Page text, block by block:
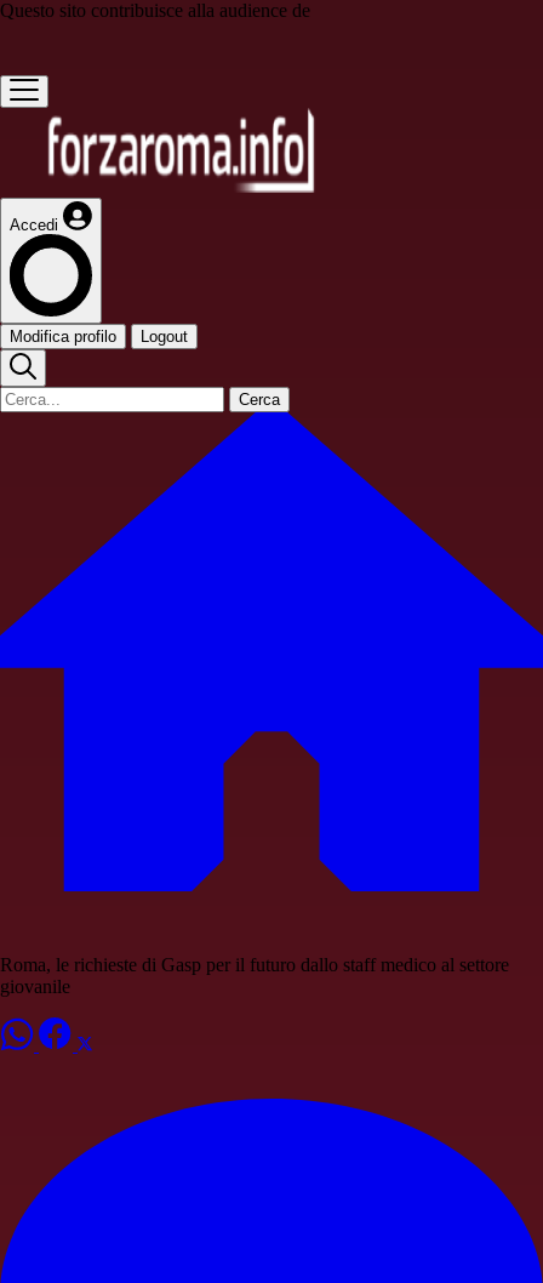
Questo sito contribuisce alla audience de
Accedi
Modifica profilo Logout
Cerca
Roma, le richieste di Gasp per il futuro dallo staff medico al settore
giovanile